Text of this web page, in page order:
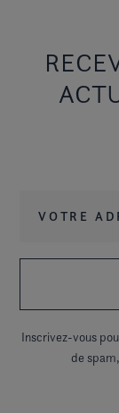
Inscrivez-vous
de